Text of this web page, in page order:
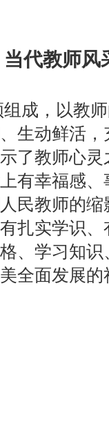
当代教师风
成，以教
生动鲜活
了教师心
有幸福感
民教师的
扎实学识
、学习知
全面发展